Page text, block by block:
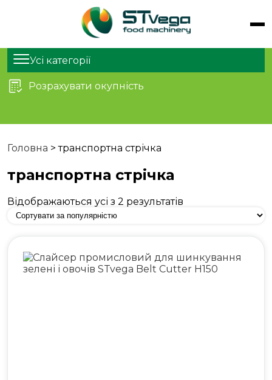
Обладнання
Продукти
Статті
Контакти
Усі категорії
Розрахувати окупність
Головна >транспортна стрічка
транспортна стрічка
Відображаються усі з 2 результатів